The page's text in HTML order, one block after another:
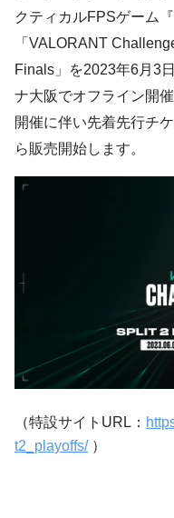
クティカルFPSゲーム
「VALORANT
Finals」を2023年6月3
ナ大阪でオフライン開催
開催に伴い先着先行チ
ら販売開始します。
（特設サイトURL：
t2_playoffs/）